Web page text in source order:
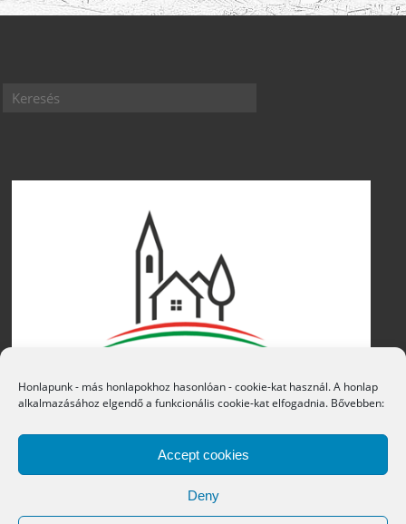
Honlapunk - más honlapokhoz hasonlóan - cookie-kat használ. A honlap
alkalmazásához elgendő a funkcionális cookie-kat elfogadnia. Bővebben:
Accept cookies
Deny